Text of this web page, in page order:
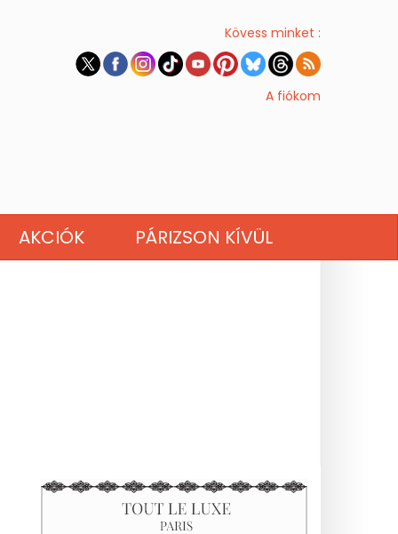
Kövess minket :
A fiókom
AKCIÓK PÁRIZSON KÍVÜL